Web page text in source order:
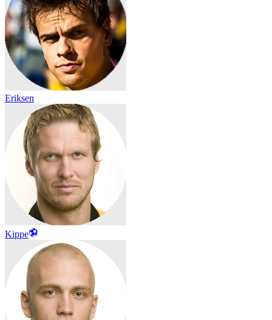
Eriksen
Kippe